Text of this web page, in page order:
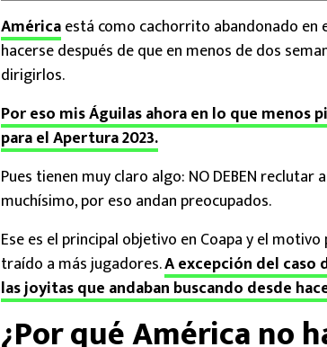
Américaestá como cachorrito abandonado en
hacerse después de que en menos de dos
dirigirlos.
Por eso mis Águilas ahora en lo que menos
para el Apertura 2023.
Pues tienen muy claro algo: NO DEBEN reclutar
muchísimo, por eso andan preocupados.
Ese es el principal objetivo en Coapa y el
traído a más jugadores.A excepción del caso
las joyitas que andaban buscando desde
¿Por qué América no